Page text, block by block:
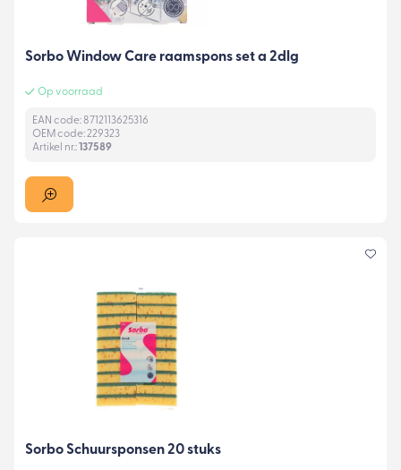
Sorbo Window Care raamspons set a 2dlg
Op voorraad
EAN code: 8712113625316
OEM code: 229323
Artikel nr.:137589
Sorbo Schuursponsen 20 stuks